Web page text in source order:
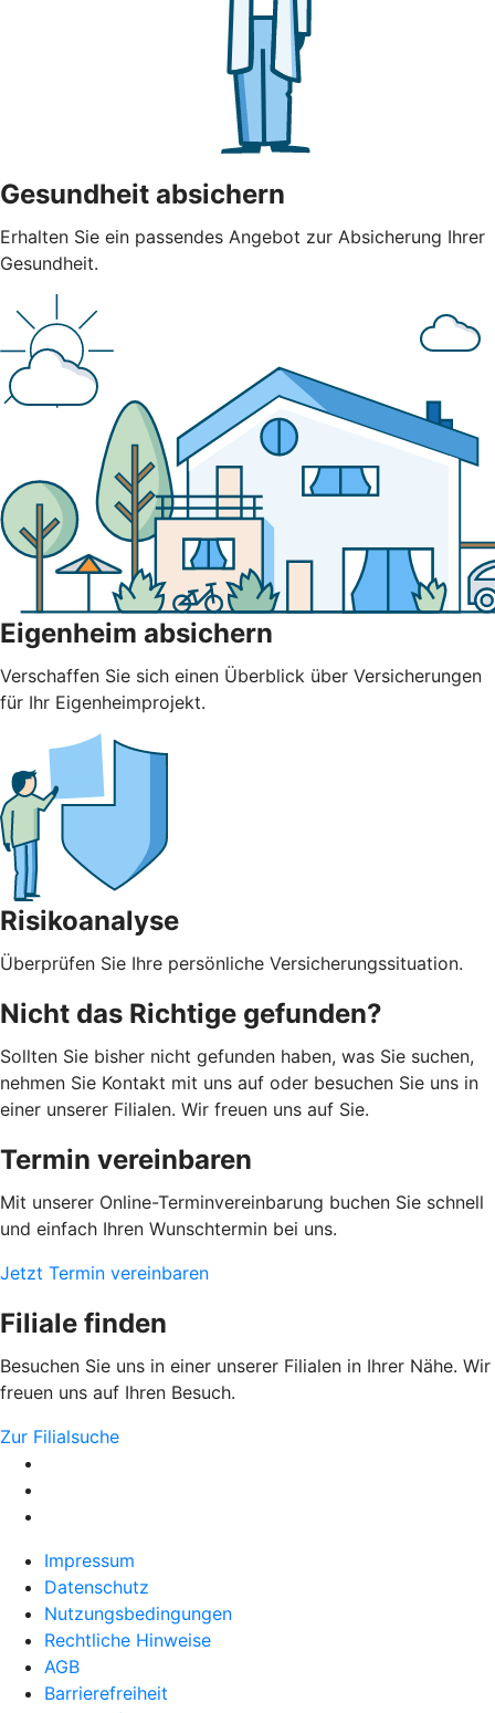
Gesundheit absichern
Erhalten Sie ein passendes Angebot zur Absicherung Ihrer
Gesundheit.
Eigenheim absichern
Verschaffen Sie sich einen Überblick über Versicherungen
für Ihr Eigenheimprojekt.
Risikoanalyse
Überprüfen Sie Ihre persönliche Versicherungssituation.
Nicht das Richtige gefunden?
Sollten Sie bisher nicht gefunden haben, was Sie suchen,
nehmen Sie Kontakt mit uns auf oder besuchen Sie uns in
einer unserer Filialen. Wir freuen uns auf Sie.
Termin vereinbaren
Mit unserer Online-Terminvereinbarung buchen Sie schnell
und einfach Ihren Wunschtermin bei uns.
Jetzt Termin vereinbaren
Filiale finden
Besuchen Sie uns in einer unserer Filialen in Ihrer Nähe. Wir
freuen uns auf Ihren Besuch.
Zur Filialsuche
Impressum
Datenschutz
Nutzungsbedingungen
Rechtliche Hinweise
AGB
Barrierefreiheit